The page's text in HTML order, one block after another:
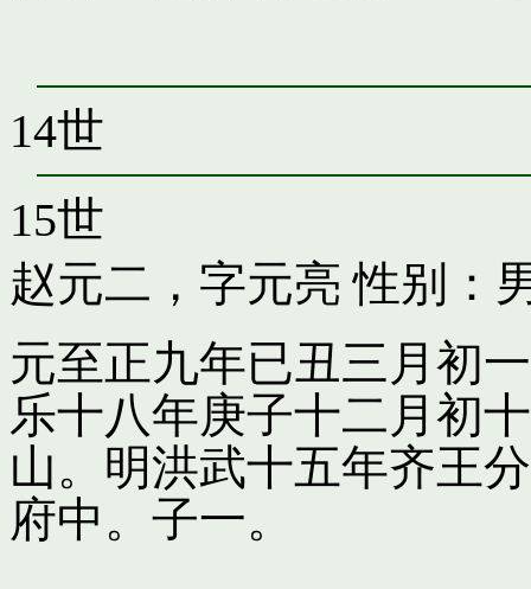
14世
15世
赵元二，字元亮 性别：
元至正九年已丑三月初
乐十八年庚子十二月初
山。明洪武十五年齐王
府中。子一。